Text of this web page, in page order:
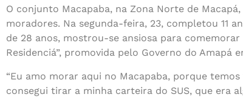
O conjunto Macapaba, na Zona Norte de
moradores. Na segunda-feira, 23, completou 11
de 28 anos, mostrou-se ansiosa para
Residenciá”, promovida pelo Governo do Amapá
“Eu amo morar aqui no Macapaba, porque
consegui tirar a minha carteira do SUS, que era